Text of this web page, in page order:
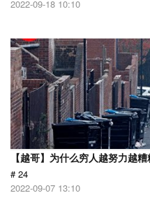
2022-09-18 10:10
【越哥】为什么穷人越努力越
# 24
2022-09-07 13:10